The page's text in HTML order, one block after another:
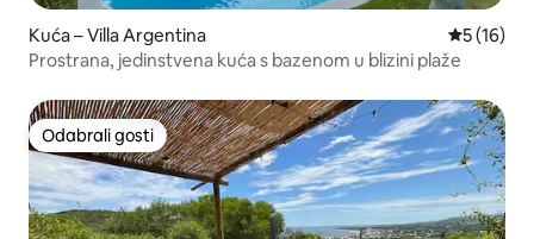
Kuća – Villa Argentina Prosječna
5 (16)
Prostrana, jedinstvena kuća s bazenom u blizini plaže
Odabrali gosti
Odabrali gosti